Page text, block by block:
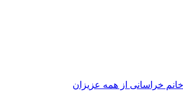
خراسانی از همه عزیزان